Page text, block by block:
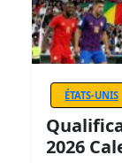
ÉTATS-UNIS
2026